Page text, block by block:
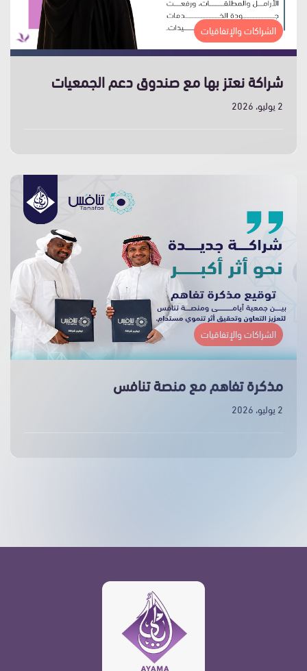
الشراكات والإتفاقيات
شراكة نعتز بها مع صندوق دعم الجمعيات
2 يوليو، 2026
الشراكات والإتفاقيات
مذكرة تفاهم مع منصة تنافس
2 يوليو، 2026